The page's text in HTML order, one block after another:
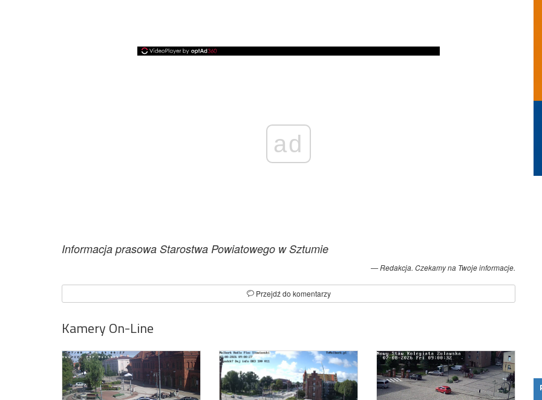
ad
Informacja prasowa Starostwa Powiatowego w Sztumie
Redakcja. Czekamy na Twoje informacje.
Przejdź do komentarzy
Kamery On-Line